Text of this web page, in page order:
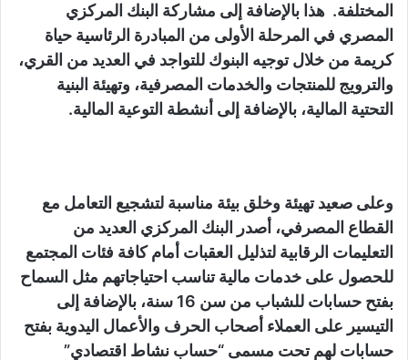
المختلفة. هذا بالإضافة إلى مشاركة البنك المركزي
المصري في المرحلة الأولى من المبادرة الرئاسية حياة
كريمة من خلال توجيه البنوك للتواجد في العديد من القري،
والترويج للمنتجات والخدمات المصرفية، وتهيئة البنية
التحتية المالية، بالإضافة إلى أنشطة التوعية المالية.
وعلى صعيد تهيئة وخلق بيئة مناسبة لتشجيع التعامل مع
القطاع المصرفي، أصدر البنك المركزي العديد من
التعليمات الرقابية لتذليل العقبات أمام كافة فئات المجتمع
للحصول على خدمات مالية تناسب احتياجاتهم مثل السماح
بفتح حسابات للشباب من سن 16 سنة، بالإضافة إلى
التيسير على العملاء أصحاب الحرف والأعمال اليدوية بفتح
حسابات لهم تحت مسمى “حساب نشاط اقتصادي”